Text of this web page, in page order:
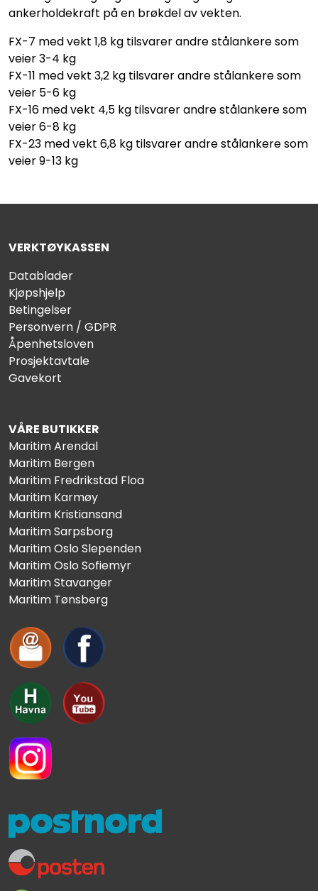
ankerholdekraft på en brøkdel av vekten.
FX-7 med vekt 1,8 kg tilsvarer andre stålankere som
veier 3-4 kg
FX-11 med vekt 3,2 kg tilsvarer andre stålankere som
veier 5-6 kg
FX-16 med vekt 4,5 kg tilsvarer andre stålankere som
veier 6-8 kg
FX-23 med vekt 6,8 kg tilsvarer andre stålankere som
veier 9-13 kg
VERKTØYKASSEN
Datablader
Kjøpshjelp
Betingelser
Personvern / GDPR
Åpenhetsloven
Prosjektavtale
Gavekort
VÅRE BUTIKKER
Maritim Arendal
Maritim Bergen
Maritim Fredrikstad Floa
Maritim Karmøy
Maritim Kristiansand
Maritim Sarpsborg
Maritim Oslo Slependen
Maritim Oslo Sofiemyr
Maritim Stavanger
Maritim Tønsberg